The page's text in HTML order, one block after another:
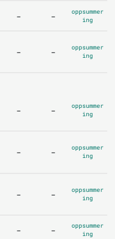
- -
oppsummer
ing
- -
oppsummer
ing
- -
oppsummer
ing
- -
oppsummer
ing
- -
oppsummer
ing
- -
oppsummer
ing